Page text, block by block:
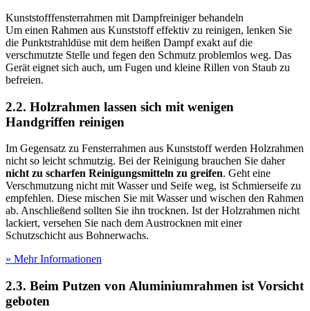
Kunststofffensterrahmen mit Dampfreiniger behandeln
Um einen Rahmen aus Kunststoff effektiv zu reinigen, lenken Sie
die Punktstrahldüse mit dem heißen Dampf exakt auf die
verschmutzte Stelle und fegen den Schmutz problemlos weg. Das
Gerät eignet sich auch, um Fugen und kleine Rillen von Staub zu
befreien.
2.2. Holzrahmen lassen sich mit wenigen
Handgriffen reinigen
Im Gegensatz zu Fensterrahmen aus Kunststoff werden Holzrahmen
nicht so leicht schmutzig. Bei der Reinigung brauchen Sie daher
nicht zu scharfen Reinigungsmitteln zu greifen. Geht eine
Verschmutzung nicht mit Wasser und Seife weg, ist Schmierseife zu
empfehlen. Diese mischen Sie mit Wasser und wischen den Rahmen
ab. Anschließend sollten Sie ihn trocknen. Ist der Holzrahmen nicht
lackiert, versehen Sie nach dem Austrocknen mit einer
Schutzschicht aus Bohnerwachs.
» Mehr Informationen
2.3. Beim Putzen von Aluminiumrahmen ist Vorsicht
geboten